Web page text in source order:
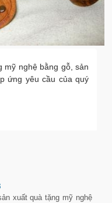
mỹ nghệ bằng gỗ, sản
ứng yêu cầu của quý
xuất quà tặng mỹ nghệ